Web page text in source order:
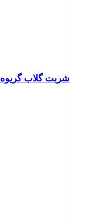
شربت گلاب گریوه 900 گرم